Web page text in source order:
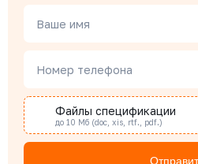
Специалист отдела
Бондарюк Евгения
Специалист отдела продаж
Ваше имя
Номер телефона
Файлы спецификации
до 10 Мб (doc, xis, rtf., pdf.)